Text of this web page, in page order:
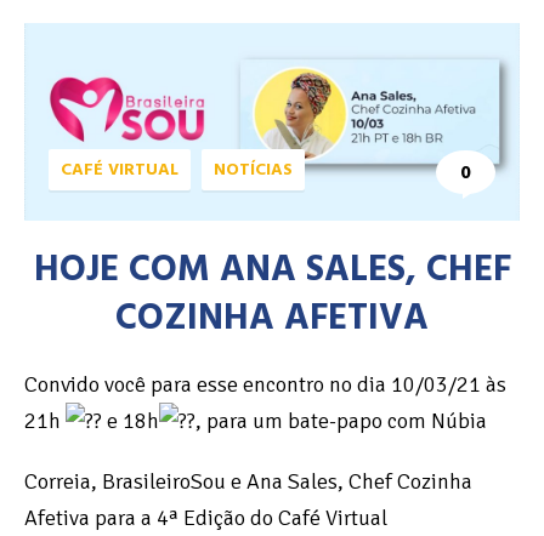
CAFÉ VIRTUAL NOTÍCIAS 0
HOJE COM ANA SALES, CHEF
COZINHA AFETIVA
Convido você para esse encontro no dia 10/03/21 às
21h
e 18h , para um bate-papo com Núbia
Correia, BrasileiroSou e Ana Sales, Chef Cozinha
Afetiva para a 4ª Edição do Café Virtual